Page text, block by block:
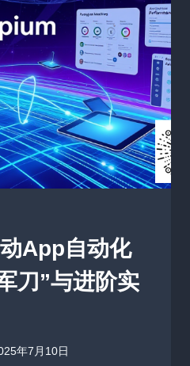
App自动化
刀”与进阶实
年7月10日